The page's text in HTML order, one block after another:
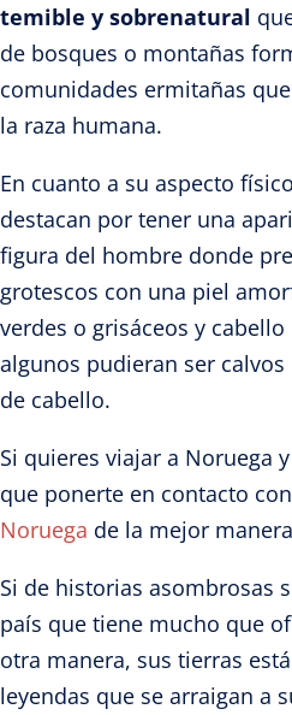
temible y sobrenatural
de bosques o montañas
comunidades ermitañas
la raza humana.
En cuanto a su aspecto
destacan por tener una
figura del hombre donde
grotescos con una piel
verdes o grisáceos y
algunos pudieran ser
de cabello.
Si quieres viajar a Noruega
que ponerte en contacto
Noruega de la mejor
Si de historias asombrosas
país que tiene mucho que
otra manera, sus tierras
leyendas que se arraigan a